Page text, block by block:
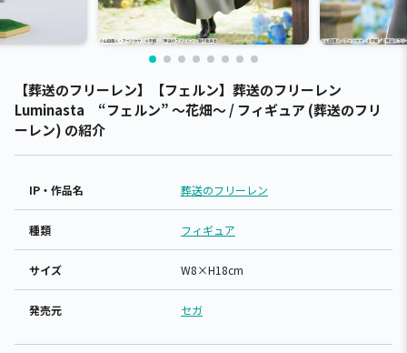
【葬送のフリーレン】【フェルン】葬送のフリーレン
Luminasta “フェルン” ～花畑～ / フィギュア (葬送のフリ
ーレン) の紹介
IP・作品名 葬送のフリーレン
種類 フィギュア
サイズ W8×H18cm
発売元 セガ